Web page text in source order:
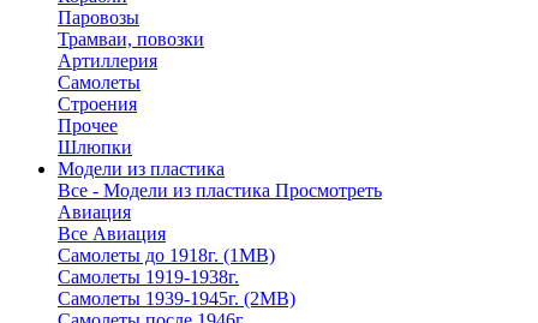
Паровозы
Трамваи, повозки
Артиллерия
Самолеты
Строения
Прочее
Шлюпки
Модели из пластика
Все - Модели из пластика Просмотреть
Авиация
Все Авиация
Самолеты до 1918г. (1МВ)
Самолеты 1919-1938г.
Самолеты 1939-1945г. (2МВ)